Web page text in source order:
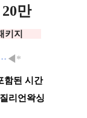
20만
키지
◀ *
함된 시간
리언왁싱